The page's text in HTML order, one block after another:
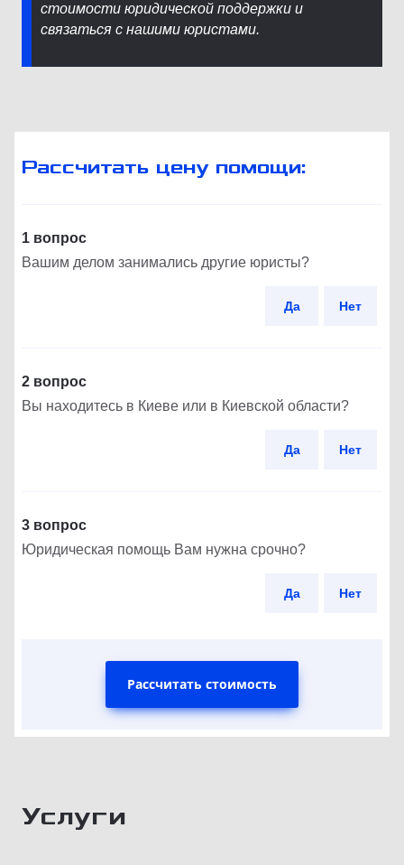
стоимости юридической поддержки и
связаться с нашими юристами.
Рассчитать цену помощи:
1 вопрос
Вашим делом занимались другие юристы?
Да Нет
2 вопрос
Вы находитесь в Киеве или в Киевской области?
Да Нет
3 вопрос
Юридическая помощь Вам нужна срочно?
Да Нет
Рассчитать стоимость
Услуги